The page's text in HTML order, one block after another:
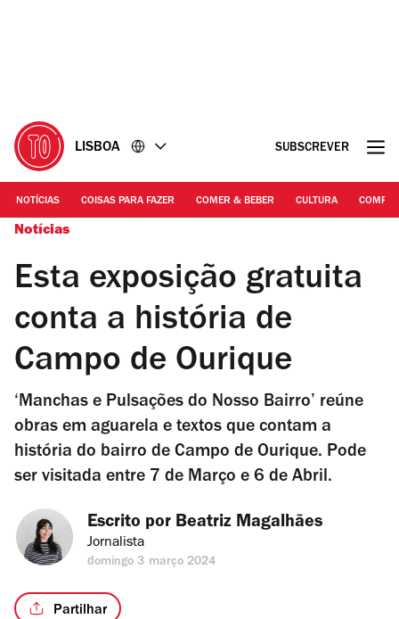
LISBOA SUBSCREVER
NOTÍCIAS COISAS PARA FAZER COMER & BEBER CULTURA
Notícias
Esta exposição gratuita
conta a história de
Campo de Ourique
‘Manchas e Pulsações do Nosso Bairro’ reúne
obras em aguarela e textos que contam a
história do bairro de Campo de Ourique. Pode
ser visitada entre 7 de Março e 6 de Abril.
Escrito por Beatriz Magalhães
Jornalista
domingo 3 março 2024
Partilhar